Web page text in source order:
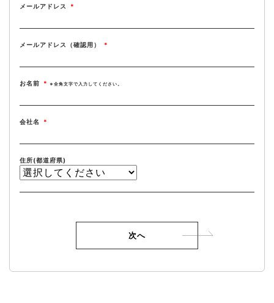
メールアドレス *
メールアドレス（確認用） *
お名前 * ※全角文字で入力してください。
会社名 *
住所(都道府県)